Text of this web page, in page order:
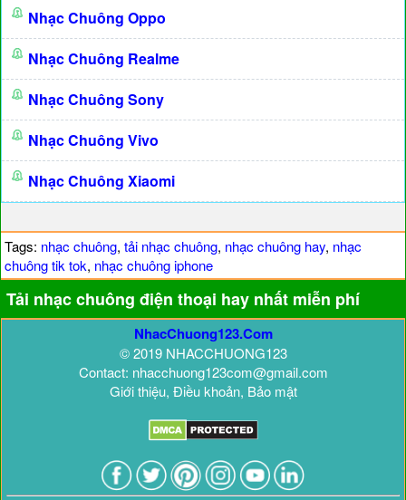
Nhạc Chuông Oppo
Nhạc Chuông Realme
Nhạc Chuông Sony
Nhạc Chuông Vivo
Nhạc Chuông Xiaomi
Tags: nhạc chuông, tải nhạc chuông, nhạc chuông hay, nhạc
chuông tik tok, nhạc chuông iphone
Tải nhạc chuông điện thoại hay nhất miễn phí
NhacChuong123.Com
© 2019 NHACCHUONG123
Contact: nhacchuong123com@gmail.com
Giới thiệu, Điều khoản, Bảo mật